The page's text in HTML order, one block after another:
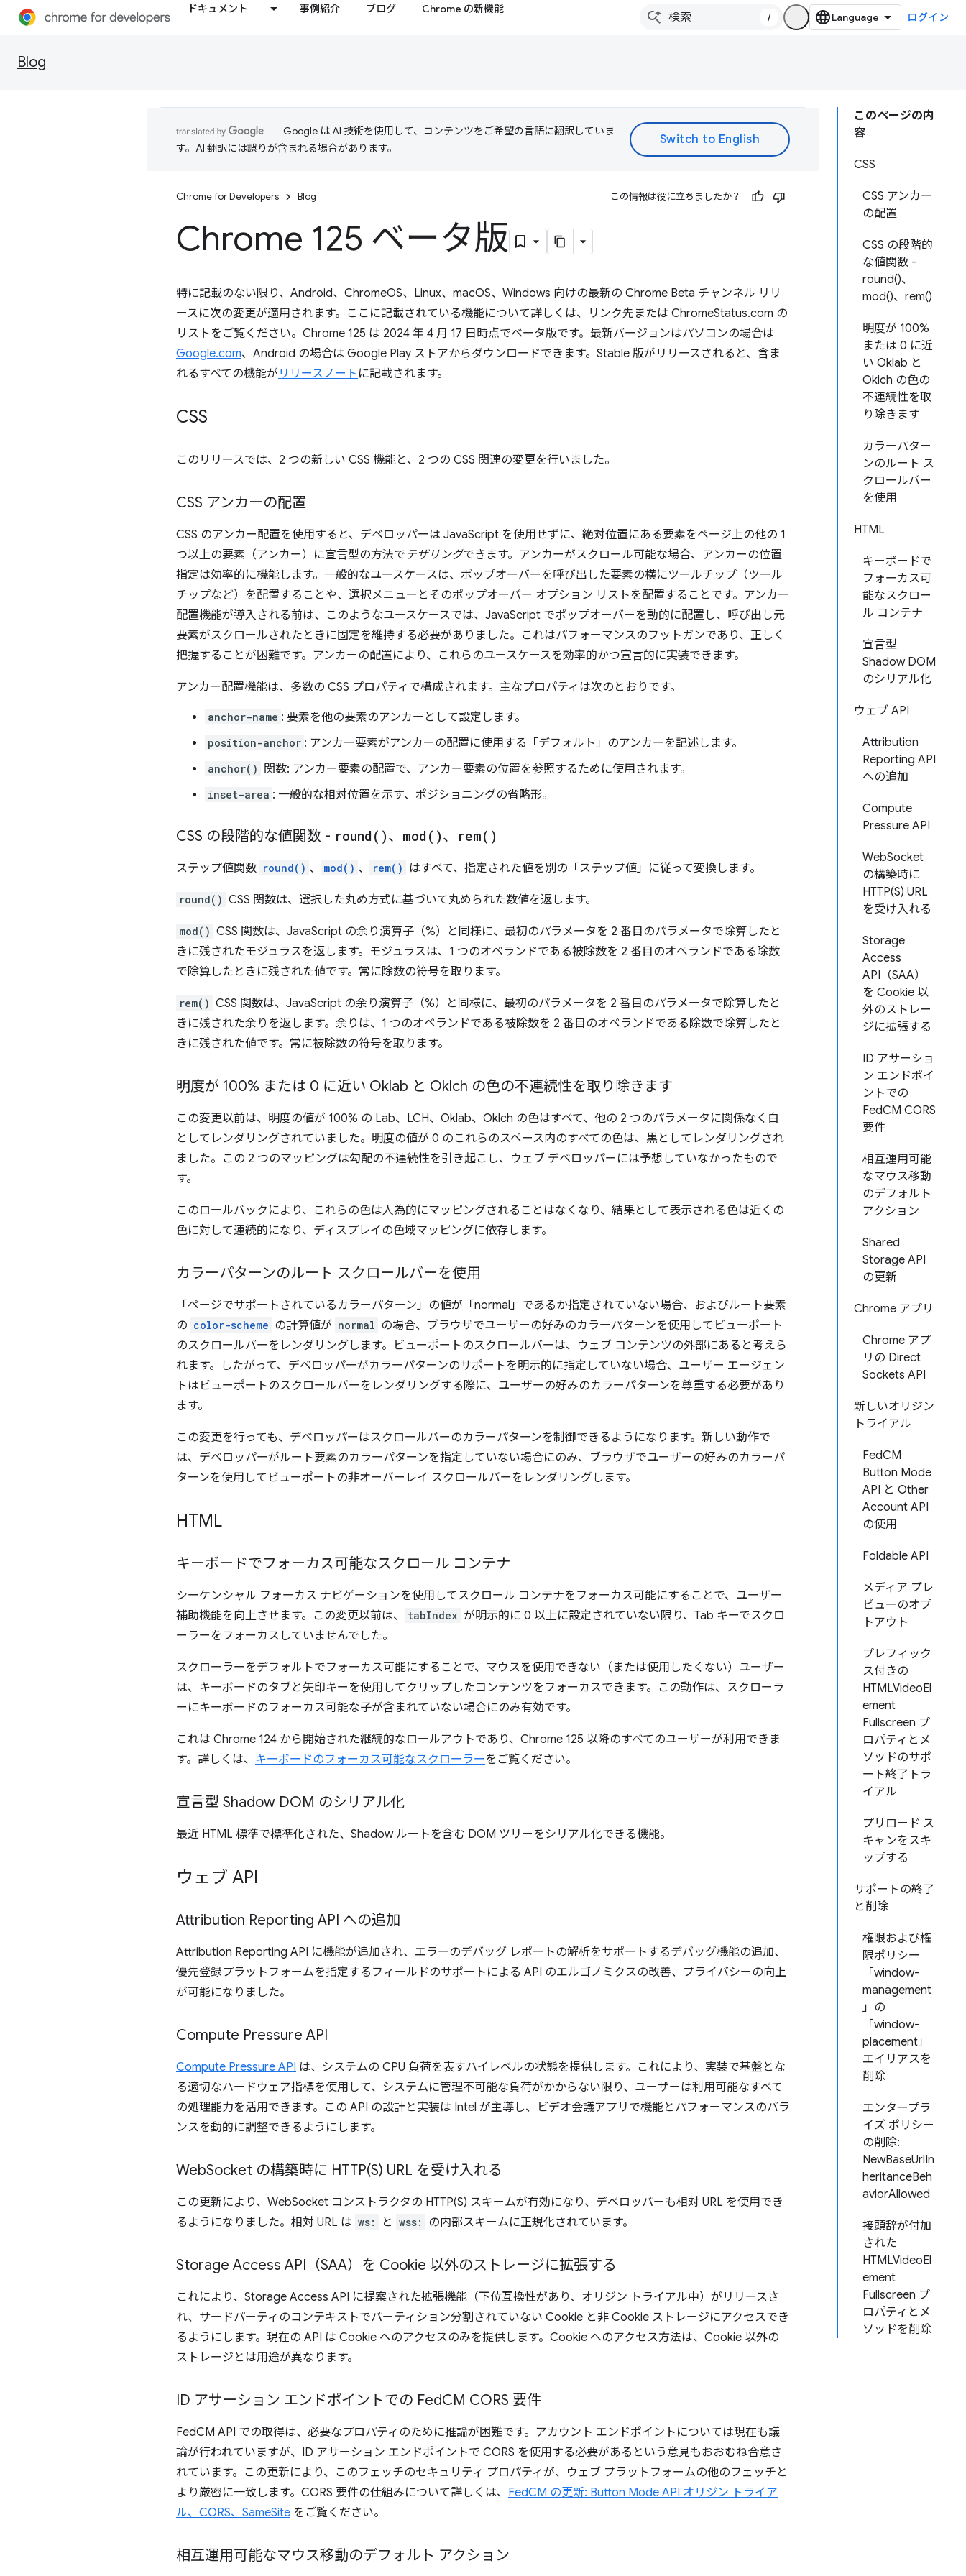
ドキュメント 事例紹介 ブログ Chrome の新機能
/ ログイン
Blog
このページの内
容
CSS
CSS アンカー
の配置
CSS の段階的
な値関数 -
round()、
mod()、rem()
明度が 100%
または 0 に近
い Oklab と
Oklch の色の
不連続性を取
り除きます
カラーパター
ンのルート ス
クロールバー
を使用
HTML
キーボードで
フォーカス可
能なスクロー
ル コンテナ
宣言型
Shadow DOM
のシリアル化
ウェブ API
Attribution
Reporting API
への追加
Compute
Pressure API
WebSocket
の構築時に
HTTP(S) URL
を受け入れる
Storage
Access
API（SAA）
を Cookie 以
外のストレー
ジに拡張する
ID アサーショ
ン エンドポイ
ントでの
FedCM CORS
要件
相互運用可能
なマウス移動
のデフォルト
アクション
Shared
Storage API
の更新
Chrome アプリ
Chrome アプ
リの Direct
Sockets API
新しいオリジン
トライアル
FedCM
Button Mode
API と Other
Account API
の使用
Foldable API
メディア プレ
ビューのオプ
トアウト
プレフィック
ス付きの
HTMLVideoEl
ement
Fullscreen プ
ロパティとメ
ソッドのサポ
ート終了トラ
イアル
プリロード ス
キャンをスキ
ップする
サポートの終了
と削除
権限および権
限ポリシー
「window-
management
」の
「window-
placement」
エイリアスを
削除
エンタープラ
イズ ポリシー
の削除:
NewBaseUrlIn
heritanceBeh
aviorAllowed
接頭辞が付加
された
HTMLVideoEl
ement
Fullscreen プ
ロパティとメ
ソッドを削除
Google は AI 技術を使用して、コンテンツをご希望の言語に翻訳していま
す。AI 翻訳には誤りが含まれる場合があります。
Chrome for Developers Blog この情報は役に立ちましたか？
Chrome 125 ベータ版
特に記載のない限り、Android、ChromeOS、Linux、macOS、Windows 向けの最新の Chrome Beta チャンネル リリ
ースに次の変更が適用されます。ここに記載されている機能について詳しくは、リンク先または ChromeStatus.com の
リストをご覧ください。Chrome 125 は 2024 年 4 月 17 日時点でベータ版です。最新バージョンはパソコンの場合は
Google.com、Android の場合は Google Play ストアからダウンロードできます。Stable 版がリリースされると、含ま
れるすべての機能が リリースノート に記載されます。
CSS
このリリースでは、2 つの新しい CSS 機能と、2 つの CSS 関連の変更を行いました。
CSS アンカーの配置
CSS のアンカー配置を使用すると、デベロッパーは JavaScript を使用せずに、絶対位置にある要素をページ上の他の 1
つ以上の要素（アンカー）に宣言型の方法で テザリングできます。アンカーがスクロール可能な場合、アンカーの位置
指定は効率的に機能します。一般的なユースケースは、ポップオーバーを呼び出した要素の横にツールチップ（ツール
チップなど）を配置することや、選択メニューとそのポップオーバー オプション リストを配置することです。アンカー
配置機能が導入される前は、このようなユースケースでは、JavaScript でポップオーバーを動的に配置し、呼び出し元
要素がスクロールされたときに固定を維持する必要がありました。これはパフォーマンスのフットガンであり、正しく
把握することが困難です。アンカーの配置により、これらのユースケースを効率的かつ宣言的に実装できます。
アンカー配置機能は、多数の CSS プロパティで構成されます。主なプロパティは次のとおりです。
anchor-name : 要素を他の要素のアンカーとして設定します。
position-anchor : アンカー要素がアンカーの配置に使用する「デフォルト」のアンカーを記述します。
anchor() 関数: アンカー要素の配置で、アンカー要素の位置を参照するために使用されます。
inset-area : 一般的な相対位置を示す、ポジショニングの省略形。
CSS の段階的な値関数 - round( )、 mod( )、 rem( )
ステップ値関数 round() 、 mod() 、 rem() はすべて、指定された値を別の「ステップ値」に従って変換します。
round() CSS 関数は、選択した丸め方式に基づいて丸められた数値を返します。
mod() CSS 関数は、JavaScript の余り演算子（%）と同様に、最初のパラメータを 2 番目のパラメータで除算したと
きに残されたモジュラスを返します。モジュラスは、1 つのオペランドである被除数を 2 番目のオペランドである除数
で除算したときに残された値です。常に除数の符号を取ります。
rem() CSS 関数は、JavaScript の余り演算子（%）と同様に、最初のパラメータを 2 番目のパラメータで除算したと
きに残された余りを返します。余りは、1 つのオペランドである被除数を 2 番目のオペランドである除数で除算したと
きに残された値です。常に被除数の符号を取ります。
明度が 100% または 0 に近い Oklab と Oklch の色の不連続性を取り除きます
この変更以前は、明度の値が 100% の Lab、LCH、Oklab、Oklch の色はすべて、他の 2 つのパラメータに関係なく白
としてレンダリングされていました。明度の値が 0 のこれらのスペース内のすべての色は、黒としてレンダリングされ
ました。この 2 つのマッピングは勾配の不連続性を引き起こし、ウェブ デベロッパーには予想していなかったもので
す。
このロールバックにより、これらの色は人為的にマッピングされることはなくなり、結果として表示される色は近くの
色に対して連続的になり、ディスプレイの色域マッピングに依存します。
カラーパターンのルート スクロールバーを使用
「ページでサポートされているカラーパターン」の値が「normal」であるか指定されていない場合、およびルート要素
の color-scheme の計算値が normal の場合、ブラウザでユーザーの好みのカラーパターンを使用してビューポート
のスクロールバーをレンダリングします。ビューポートのスクロールバーは、ウェブ コンテンツの外部にあると考えら
れます。したがって、デベロッパーがカラーパターンのサポートを明示的に指定していない場合、ユーザー エージェン
トはビューポートのスクロールバーをレンダリングする際に、ユーザーの好みのカラーパターンを尊重する必要があり
ます。
この変更を行っても、デベロッパーはスクロールバーのカラーパターンを制御できるようになります。新しい動作で
は、デベロッパーがルート要素のカラーパターンを指定していない場合にのみ、ブラウザでユーザーの好みのカラーパ
ターンを使用してビューポートの非オーバーレイ スクロールバーをレンダリングします。
HTML
キーボードでフォーカス可能なスクロール コンテナ
シーケンシャル フォーカス ナビゲーションを使用してスクロール コンテナをフォーカス可能にすることで、ユーザー
補助機能を向上させます。この変更以前は、
tabIndex が明示的に 0 以上に設定されていない限り、Tab キーでスクロ
ーラーをフォーカスしていませんでした。
スクローラーをデフォルトでフォーカス可能にすることで、マウスを使用できない（または使用したくない）ユーザー
は、キーボードのタブと矢印キーを使用してクリップしたコンテンツをフォーカスできます。この動作は、スクローラ
ーにキーボードのフォーカス可能な子が含まれていない場合にのみ有効です。
これは Chrome 124 から開始された継続的なロールアウトであり、Chrome 125 以降のすべてのユーザーが利用できま
す。詳しくは、 キーボードのフォーカス可能なスクローラーをご覧ください。
宣言型 Shadow DOM のシリアル化
最近 HTML 標準で標準化された、Shadow ルートを含む DOM ツリーをシリアル化できる機能。
ウェブ API
Attribution Reporting API への追加
Attribution Reporting API に機能が追加され、エラーのデバッグ レポートの解析をサポートするデバッグ機能の追加、
優先登録プラットフォームを指定するフィールドのサポートによる API のエルゴノミクスの改善、プライバシーの向上
が可能になりました。
Compute Pressure API
Compute Pressure API は、システムの CPU 負荷を表すハイレベルの状態を提供します。これにより、実装で基盤とな
る適切なハードウェア指標を使用して、システムに管理不可能な負荷がかからない限り、ユーザーは利用可能なすべて
の処理能力を活用できます。この API の設計と実装は Intel が主導し、ビデオ会議アプリで機能とパフォーマンスのバラ
ンスを動的に調整できるようにします。
WebSocket の構築時に HTTP(S) URL を受け入れる
この更新により、WebSocket コンストラクタの HTTP(S) スキームが有効になり、デベロッパーも相対 URL を使用でき
るようになりました。相対 URL は ws: と wss: の内部スキームに正規化されています。
Storage Access API（SAA）を Cookie 以外のストレージに拡張する
これにより、Storage Access API に提案された拡張機能（下位互換性があり、オリジン トライアル中）がリリースさ
れ、サードパーティのコンテキストでパーティション分割されていない Cookie と非 Cookie ストレージにアクセスでき
るようにします。現在の API は Cookie へのアクセスのみを提供します。Cookie へのアクセス方法は、Cookie 以外の
ストレージとは用途が異なります。
ID アサーション エンドポイントでの FedCM CORS 要件
FedCM API での取得は、必要なプロパティのために推論が困難です。アカウント エンドポイントについては現在も議
論が行われていますが、ID アサーション エンドポイントで CORS を使用する必要があるという意見もおおむね合意さ
れています。この更新により、このフェッチのセキュリティ プロパティが、ウェブ プラットフォームの他のフェッチと
より厳密に一致します。CORS 要件の仕組みについて詳しくは、 FedCM の更新: Button Mode API オリジン トライア
ル、CORS、SameSite をご覧ください。
相互運用可能なマウス移動のデフォルト アクション